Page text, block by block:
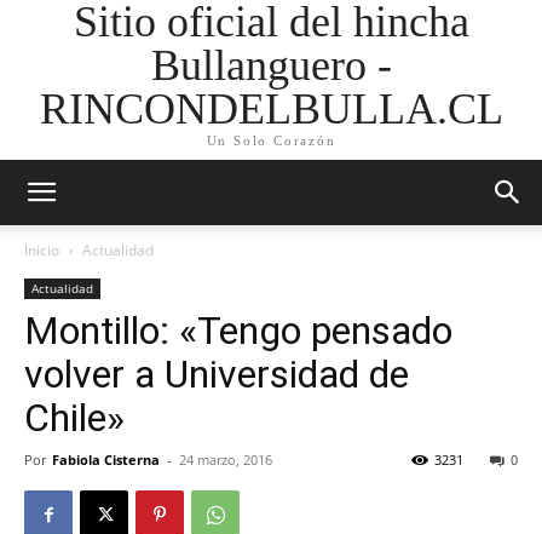
Sitio oficial del hincha
Bullanguero -
RINCONDELBULLA.CL
Un Solo Corazón
Inicio Actualidad
Actualidad
Montillo: «Tengo pensado
volver a Universidad de
Chile»
Por Fabiola Cisterna - 24 marzo, 2016 0
3231